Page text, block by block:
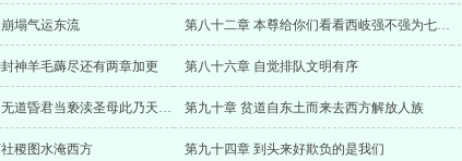
塌气运东流 第八十二章 本尊给你们看看西岐强不强为七载春秋大大加更
神羊毛薅尽还有两章加更 第八十六章 自觉排队文明有序
第八十九章 殷受无道昏君当亵渎圣母此乃天命统计打赏晚了点 第九十章 贫道自东土而来去西方解放人族
稷图水淹西方 第九十四章 到头来好欺负的是我们